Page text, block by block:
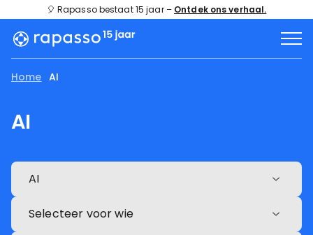
🎈 Rapasso bestaat 15 jaar – Ontdek ons verhaal.
Home AI
AI
AI
Selecteer voor wie